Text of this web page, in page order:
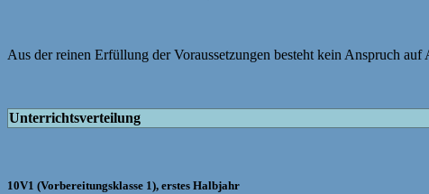
Aus der reinen Erfüllung der Voraussetzungen besteht kein Anspruch
Unterrichtsverteilung
10V1 (Vorbereitungsklasse 1), erstes Halbjahr